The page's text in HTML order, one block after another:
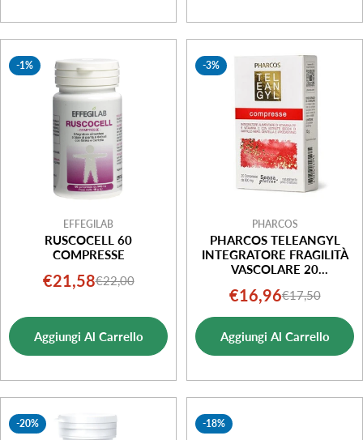
-1%
EFFEGILAB
RUSCOCELL 60
COMPRESSE
Prezzo
vendita
€21,58Prezzo
€22,00
Aggiungi Al Carrello
-3%
PHARCOS
PHARCOS TELEANGYL
INTEGRATORE FRAGILITÀ
VASCOLARE 20
Prezzo
di
vendita
€16,96Prezzo
normale
€17,50
Aggiungi Al Carrello
-20% -18%